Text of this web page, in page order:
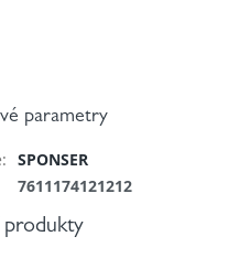
parametry
: SPONSER
7611174121212
produkty